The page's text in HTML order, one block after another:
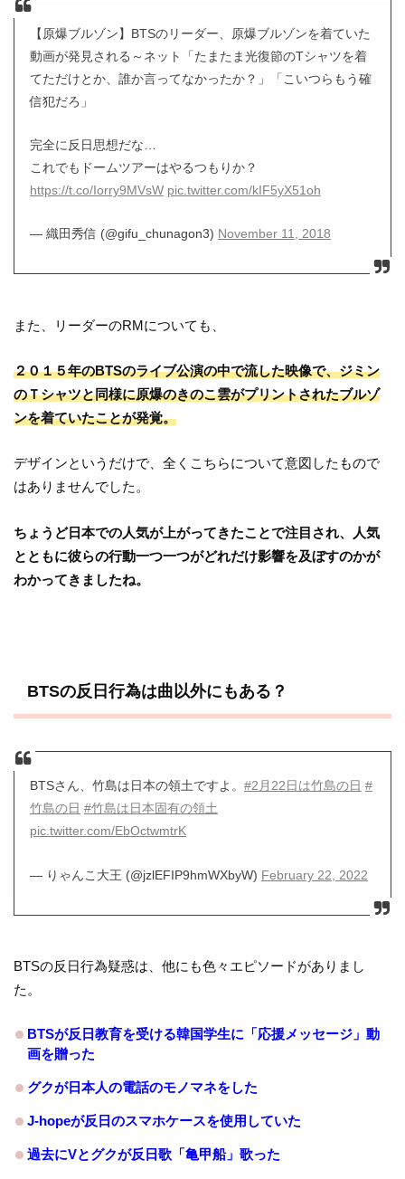
【原爆ブルゾン】BTSのリーダー、原爆ブルゾンを着ていた
動画が発見される～ネット「たまたま光復節のTシャツを着
てただけとか、誰か言ってなかったか？」「こいつらもう確
信犯だろ」
完全に反日思想だな…
これでもドームツアーはやるつもりか？
https://t.co/Iorry9MVsW pic.twitter.com/kIF5yX51oh
— 織田秀信 (@gifu_chunagon3) November 11, 2018
また、リーダーのRMについても、
２０１５年のBTSのライブ公演の中で流した映像で、ジミン
のＴシャツと同様に原爆のきのこ雲がプリントされたブルゾ
ンを着ていたことが発覚。
デザインというだけで、全くこちらについて意図したもので
はありませんでした。
ちょうど日本での人気が上がってきたことで注目され、人気
とともに彼らの行動一つ一つがどれだけ影響を及ぼすのかが
わかってきましたね。
BTSの反日行為は曲以外にもある？
BTSさん、竹島は日本の領土ですよ。 #2月22日は竹島の日 #
竹島の日 #竹島は日本固有の領土
pic.twitter.com/EbOctwmtrK
— りゃんこ大王 (@jzlEFIP9hmWXbyW) February 22, 2022
BTSの反日行為疑惑は、他にも色々エピソードがありまし
た。
BTSが反日教育を受ける韓国学生に「応援メッセージ」動
画を贈った
グクが日本人の電話のモノマネをした
J-hopeが反日のスマホケースを使用していた
過去にVとグクが反日歌「亀甲船」歌った